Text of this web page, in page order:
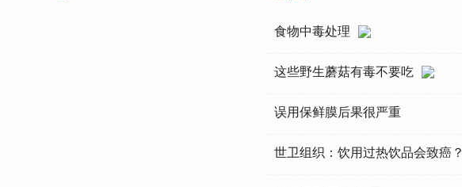
食物中毒处理
这些野生蘑菇有毒不要吃
误用保鲜膜后果很严重
世卫组织：饮用过热饮品会致癌？